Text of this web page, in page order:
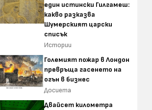
един истински Гилгамеш:
какво разказва
Шумерският царски
списък
Истории
Големият пожар в Лондон
превръща гасенето на
огън в бизнес
Досиета
Двайсет километра